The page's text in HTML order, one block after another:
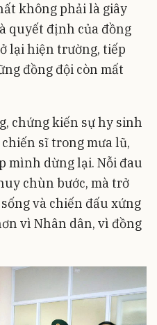
không phải là giây
quyết định của đồng
lại hiện trường, tiếp
đồng đội còn mất
chứng kiến sự hy sinh
sĩ trong mưa lũ,
mình dừng lại. Nỗi đau
chùn bước, mà trở
và chiến đấu xứng
vì Nhân dân, vì đồng